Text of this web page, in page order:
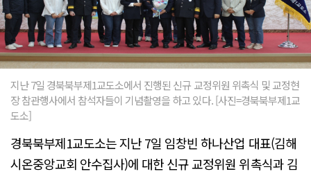
지난 7일 경북북부제1교도소에서 진행된 신규 교정위원 위촉식 및 교정현
장 참관행사에서 참석자들이 기념촬영을 하고 있다. [사진=경북북부제1교
도소]
경북북부제1교도소는 지난 7일 임창빈 하나산업 대표(김해
시온중앙교회 안수집사)에 대한 신규 교정위원 위촉식과 김